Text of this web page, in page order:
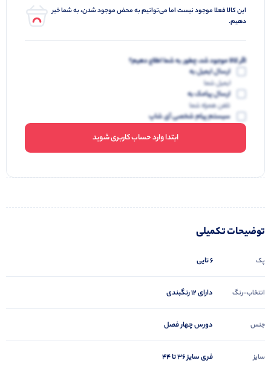
این کالا فعلا موجود نیست اما می‌توانیم به محض موجود شدن، به شما خبر
دهیم.
اگر کالا موجود شد، چطور به شما اطلاع دهیم؟
ارسال ایمیل به
ایمیل شما
ارسال پیامک به
تلفن همراه شما
سیستم پیام شخصی آی شاپ
ابتدا وارد حساب کاربری شوید
توضیحات تکمیلی
پک 6 تایی
انتخاب-رنگ دارای 12 رنگبندی
جنس دورس چهار فصل
سایز فری سایز ۳۶ تا ۴۴